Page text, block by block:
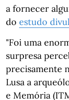
a fornecer
do estudo
"Foi uma
surpresa
precisamente
Lusa a
e Memória